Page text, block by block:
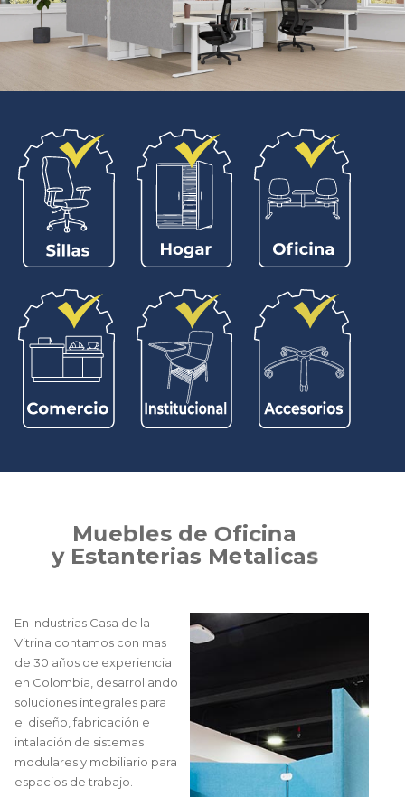
Muebles de Oficina
y Estanterias Metalicas
En Industrias Casa de la
Vitrina contamos con mas
de 30 años de experiencia
en Colombia, desarrollando
soluciones integrales para
el diseño, fabricación e
intalación de sistemas
modulares y mobiliario para
espacios de trabajo.